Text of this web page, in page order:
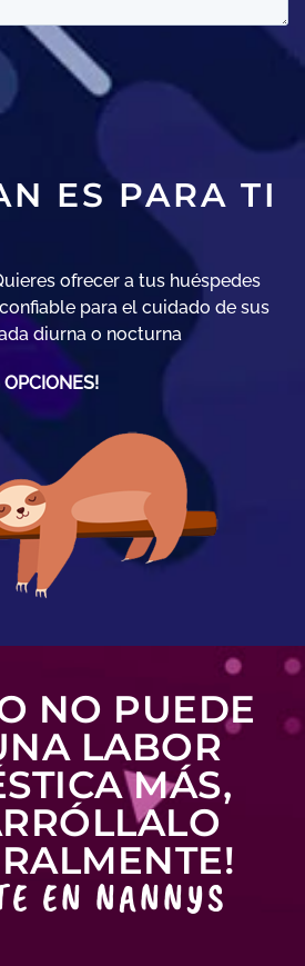
ES PARA TI
ofrecer a tus huéspedes
para el cuidado de sus
diurna o nocturna
NO PUEDE
LABOR
MÁS,
EN NANNYS